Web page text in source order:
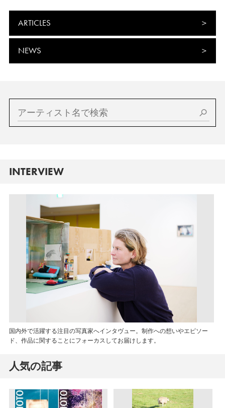
ARTICLES
NEWS
INTERVIEW
国内外で活躍する注目の写真家へインタヴュー。制作への想いやエピソー
ド、作品に関することにフォーカスしてお届けします。
人気の記事